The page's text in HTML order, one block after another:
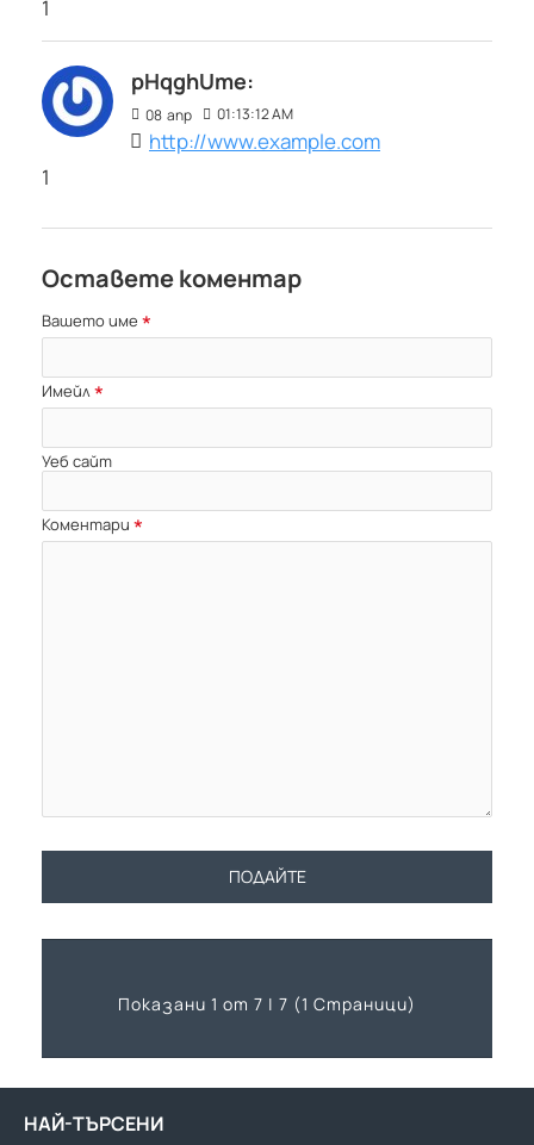
1
pHqghUme:
08 апр 01:13:12 AM
http://www.example.com
1
Оставете коментар
Вашето име
Имейл
Уеб сайт
Коментари
ПОДАЙТЕ
Показани 1 от 7 | 7 (1 Страници)
НАЙ-ТЪРСЕНИ